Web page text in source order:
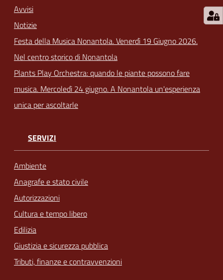
Avvisi
Notizie
Festa della Musica Nonantola. Venerdì 19 Giugno 2026.
Nel centro storico di Nonantola
Plants Play Orchestra: quando le piante possono fare
musica. Mercoledì 24 giugno. A Nonantola un'esperienza
unica per ascoltarle
SERVIZI
Ambiente
Anagrafe e stato civile
Autorizzazioni
Cultura e tempo libero
Edilizia
Giustizia e sicurezza pubblica
Tributi, finanze e contravvenzioni